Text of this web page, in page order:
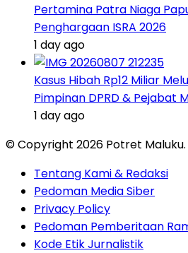
Pertamina Patra Niaga
Penghargaan ISRA 2026
1 day ago
Kasus Hibah Rp12 Miliar
Pimpinan DPRD & Pejabat
1 day ago
© Copyright 2026 Potret Maluku.
Tentang Kami & Redaksi
Pedoman Media Siber
Privacy Policy
Pedoman Pemberitaan
Kode Etik Jurnalistik